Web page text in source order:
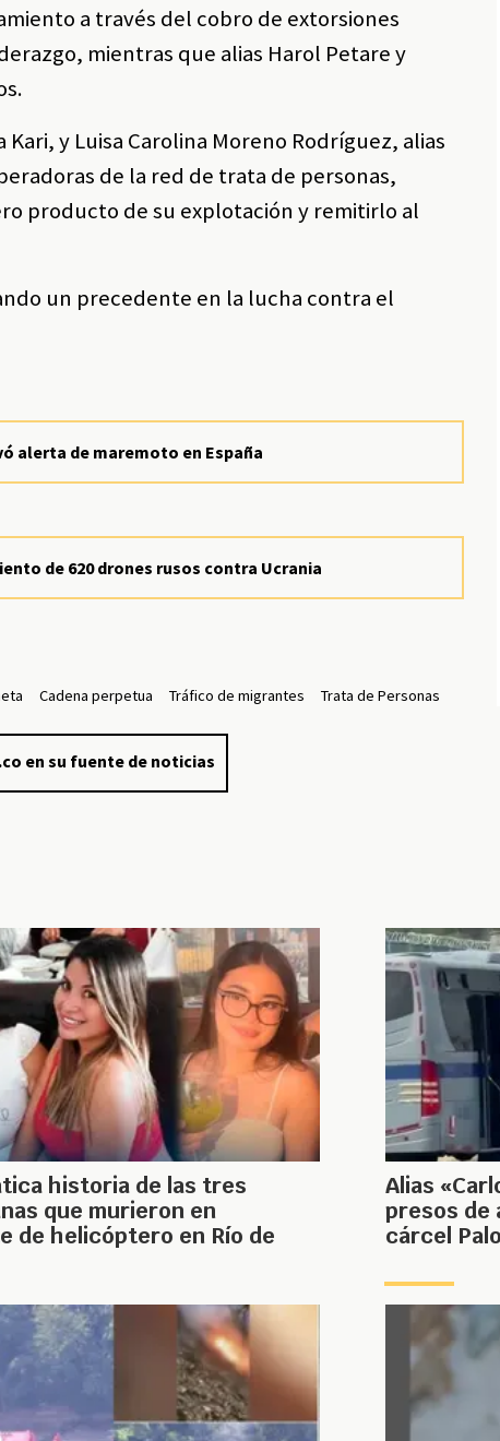
a través del cobro de extorsiones
mientras que alias Harol Petare y
y Luisa Carolina Moreno Rodríguez, alias
de la red de trata de personas,
producto de su explotación y remitirlo al
un precedente en la lucha contra el
alerta de maremoto en España
de 620 drones rusos contra Ucrania
Cadena perpetua Tráfico de migrantes Trata de Personas
en su fuente de noticias
historia de las tres
que murieron en
de helicóptero en Río de
Alias
presos de
cárcel